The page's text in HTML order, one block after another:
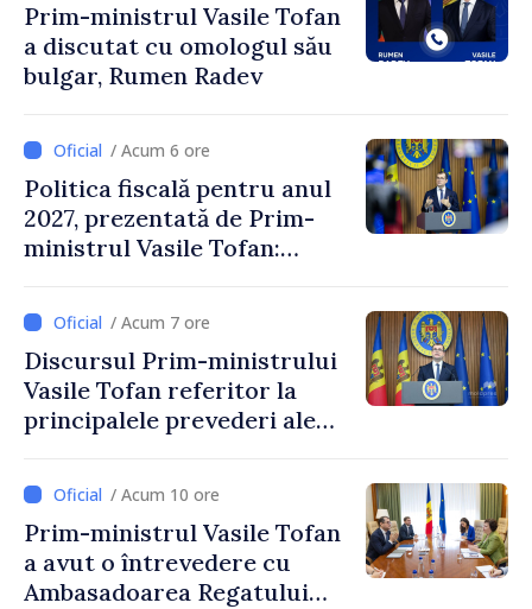
Prim-ministrul Vasile Tofan
a discutat cu omologul său
bulgar, Rumen Radev
/ Acum 6 ore
Politica fiscală pentru anul
2027, prezentată de Prim-
ministrul Vasile Tofan:
stimularea investițiilor și o
taxare mai echitabilă
/ Acum 7 ore
Discursul Prim-ministrului
Vasile Tofan referitor la
principalele prevederi ale
2027
/ Acum 10 ore
Prim-ministrul Vasile Tofan
a avut o întrevedere cu
Ambasadoarea Regatului